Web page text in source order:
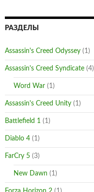
РАЗДЕЛЫ
Assassin's Creed Odyssey (1)
Assassin's Creed Syndicate (4)
Word War (1)
Assassin's Creed Unity (1)
Battlefield 1 (1)
Diablo 4 (1)
FarCry 5 (3)
New Dawn (1)